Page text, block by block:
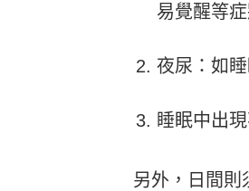
易覺醒等症
夜尿：如
睡眠中出
另外，日間則